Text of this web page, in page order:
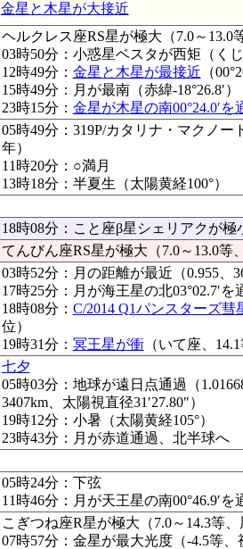
金星と木星が大接近
ヘルクレス座RS星が極大（7.0～13.0
03時50分：小惑星ベスタが西矩（く
12時49分： 金星と木星が最接近 （
15時49分：月が最南（赤緯-18°26.8′）
23時15分： 金星が木星の南00°24.0′を
05時49分：319P/カタリナ・マクノ
年）
11時20分：○満月
13時18分：半夏生（太陽黄経100°）
18時08分：こと座β星シェリアクが極
てんびん座RS星が極大（7.0～13.0等
03時52分：月の距離が最近（0.955、
17時25分：月が海王星の北03°02.7′を
18時08分： C/2014 Q1パンスターズ彗
位）
19時31分： 冥王星が衝（いて座、
七夕
05時03分：地球が遠日点通過（
3407km、太陽視直径31′27.80″）
19時12分：小暑（太陽黄経105°）
23時43分：月が赤道通過、北半球へ
05時24分：下弦
11時46分：月が天王星の南00°46.9′を
こぎつね座R星が極大（7.0～14.3等
07時57分：金星が最大光度（-4.5等、